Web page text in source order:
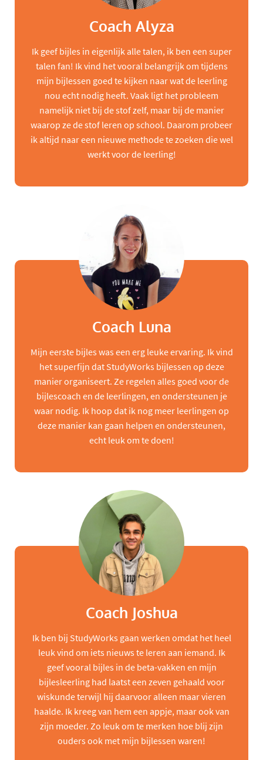
Coach Alyza
Ik geef bijles in eigenlijk alle talen, ik ben een super
talen fan! Ik vind het vooral belangrijk om tijdens
mijn bijlessen goed te kijken naar wat de leerling
nou echt nodig heeft. Vaak ligt het probleem
namelijk niet bij de stof zelf, maar bij de manier
waarop ze de stof leren op school. Daarom probeer
ik altijd naar een nieuwe methode te zoeken die wel
werkt voor de leerling!
Coach Luna
Mijn eerste bijles was een erg leuke ervaring. Ik vind
het superfijn dat StudyWorks bijlessen op deze
manier organiseert. Ze regelen alles goed voor de
bijlescoach en de leerlingen, en ondersteunen je
waar nodig. Ik hoop dat ik nog meer leerlingen op
deze manier kan gaan helpen en ondersteunen,
echt leuk om te doen!
Coach Joshua
Ik ben bij StudyWorks gaan werken omdat het heel
leuk vind om iets nieuws te leren aan iemand. Ik
geef vooral bijles in de beta-vakken en mijn
bijlesleerling had laatst een zeven gehaald voor
wiskunde terwijl hij daarvoor alleen maar vieren
haalde. Ik kreeg van hem een appje, maar ook van
zijn moeder. Zo leuk om te merken hoe blij zijn
ouders ook met mijn bijlessen waren!